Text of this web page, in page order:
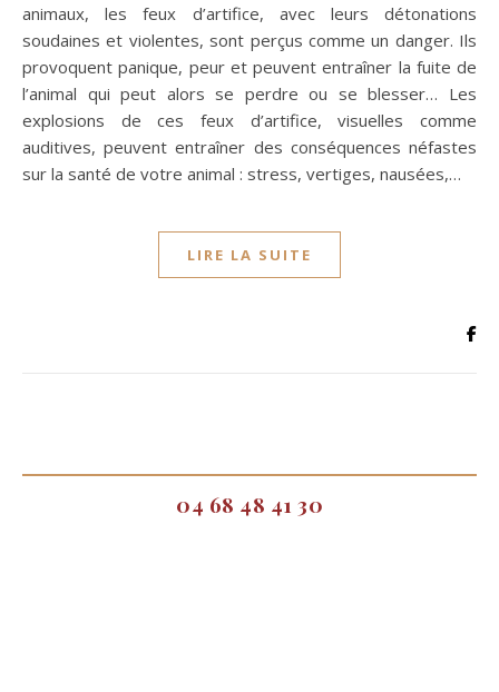
animaux, les feux d’artifice, avec leurs détonations
soudaines et violentes, sont perçus comme un danger. Ils
provoquent panique, peur et peuvent entraîner la fuite de
l’animal qui peut alors se perdre ou se blesser… Les
explosions de ces feux d’artifice, visuelles comme
auditives, peuvent entraîner des conséquences néfastes
sur la santé de votre animal : stress, vertiges, nausées,…
LIRE LA SUITE
04 68 48 41 30